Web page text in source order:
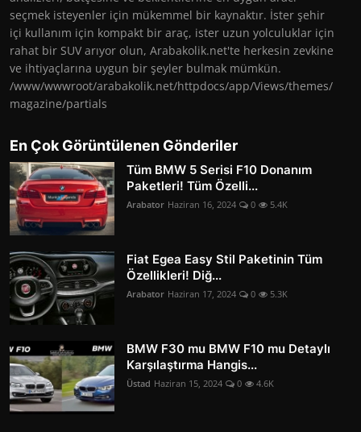
seçmek isteyenler için mükemmel bir kaynaktır. İster şehir
içi kullanım için kompakt bir araç, ister uzun yolculuklar için
rahat bir SUV arıyor olun, Arabakolik.net'te herkesin zevkine
ve ihtiyaçlarına uygun bir şeyler bulmak mümkün.
/www/wwwroot/arabakolik.net/httpdocs/app/Views/themes/
magazine/partials
En Çok Görüntülenen Gönderiler
Tüm BMW 5 Serisi F10 Donanım
Paketleri! Tüm Özelli...
Arabator Haziran 16, 2024 0 5.4K
Fiat Egea Easy Stil Paketinin Tüm
Özellikleri! Diğ...
Arabator Haziran 17, 2024 0 5.3K
BMW F30 mu BMW F10 mu Detaylı
Karşılaştırma Hangis...
Üstad Haziran 15, 2024 0 4.6K